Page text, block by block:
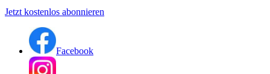
Jetzt kostenlos abonnieren
Facebook